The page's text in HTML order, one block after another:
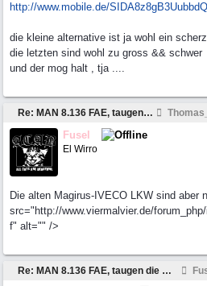
http://www.mobile.de/
die kleine alternative ist ja wohl ein scherz
die letzten sind wohl zu gross && schwer
und der mog halt , tja ....
Re: MAN 8.136 FAE, taugen die was?
Fusel
El Wirro
Die alten Magirus-IVECO LKW sind aber
src="http://www.viermalvier.de/
f" alt="" />
Re: MAN 8.136 FAE, taugen die was?